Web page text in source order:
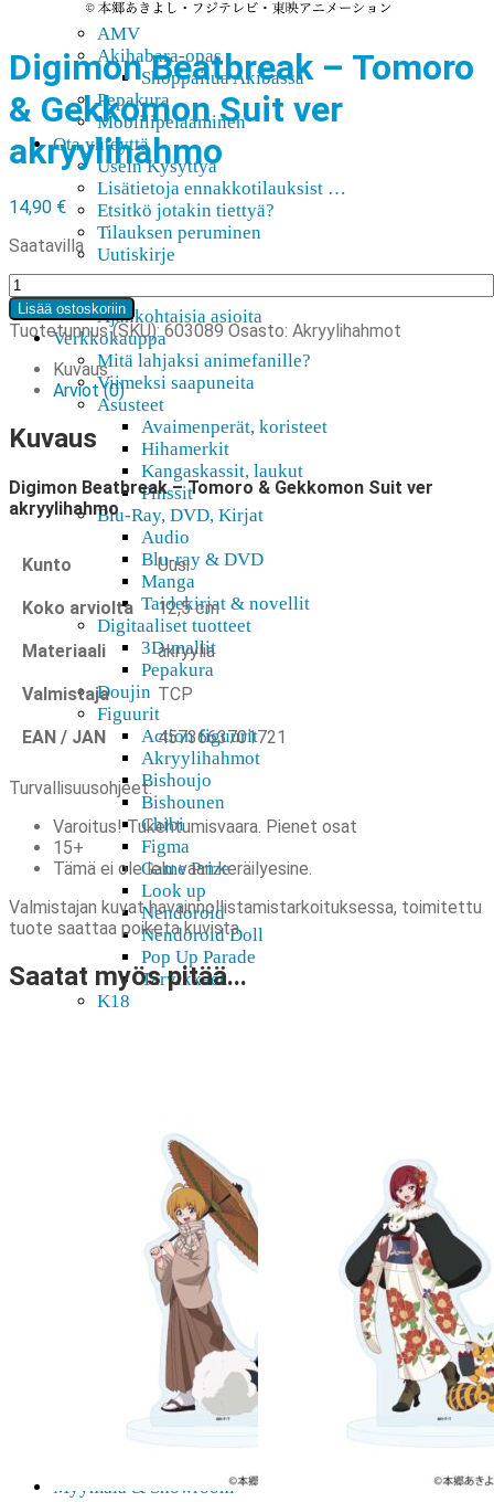
MMD
AMV
Akihabara-opas
Shoppailua Akibassa
Pepakura
Mobiilipelaaminen
Ota yhteyttä
Usein Kysyttyä
Lisätietoja ennakkotilauksist …
Etsitkö jotakin tiettyä?
Tilauksen peruminen
Uutiskirje
Etusivu
Ajankohtaisia asioita
Verkkokauppa
Mitä lahjaksi animefanille?
Viimeksi saapuneita
Asusteet
Avaimenperät, koristeet
Hihamerkit
Kangaskassit, laukut
Pinssit
Blu-Ray, DVD, Kirjat
Audio
Blu-ray & DVD
Manga
Taidekirjat & novellit
Digitaaliset tuotteet
3D-mallit
Pepakura
Doujin
Figuurit
Action figuurit
Akryylihahmot
Bishoujo
Bishounen
Chibi
Figma
Game Prize
Look up
Nendoroid
Nendoroid Doll
Pop Up Parade
Tarvikkeet
K18
K18 Manga, Light Novel
K18 Sisustus
K18 Wall scroll
Kortit, suojat, pelialustat
Korttilaatikot
Korttisuojat
Pelialusta
TCG
Lahjakortit
Rakennussarjat
Sisustus, koti
Mukit, lasit
Myymälä & Showroom
Digimon Beatbreak – Tomoro
& Gekkomon Suit ver
akryylihahmo
14,90 €
Saatavilla
Digimon
Beatbreak
-
Tomoro
Gekkomon
ver
akryylihahmo
Lisää ostoskoriin
Tuotetunnus (SKU): 603089 Osasto: Akryylihahmot
Kuvaus
Arviot (0)
Kuvaus
Digimon Beatbreak – Tomoro & Gekkomon Suit ver
akryylihahmo
Kunto Uusi
Koko arviolta 12,5 cm
Materiaali akryylia
Valmistaja TCP
EAN / JAN 4573663701721
Turvallisuusohjeet:
Varoitus! Tukehtumisvaara. Pienet osat
15+
Tämä ei ole lelu vaan keräilyesine.
Valmistajan kuvat havainnollistamistarkoituksessa, toimitettu
tuote saattaa poiketa kuvista.
Saatat myös pitää...